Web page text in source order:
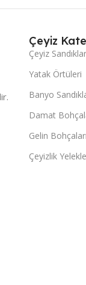
Çeyiz
Çeyiz
Yatak Örtüleri
Banyo
Damat
Gelin Bohçaları
Çeyizlik